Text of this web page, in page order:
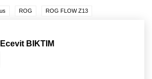
ROG ROG FLOW Z13
Ecevit BIKTIM